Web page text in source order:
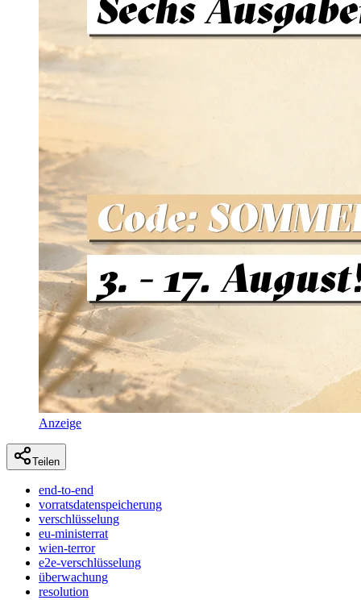
Anzeige
Teilen
end-to-end
vorratsdatenspeicherung
verschlüsselung
eu-ministerrat
wien-terror
e2e-verschlüsselung
überwachung
resolution